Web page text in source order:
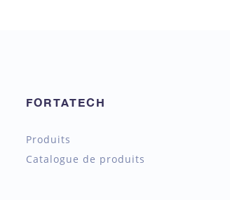
FORTATECH
Produits
Catalogue de produits